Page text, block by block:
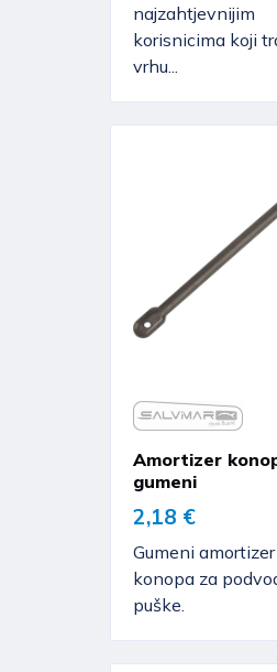
najzahtjevnijim
korisnicima koji
vrhu...
Amortizer
gumeni
2,18 €
Gumeni amortizer
konopa za
puške.